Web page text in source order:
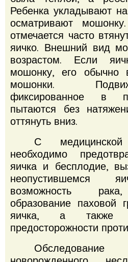
Ребенка укладывают
осматривают мошонку.
отмечается часто
яичко. Внешний вид
возрастом. Если
мошонку, его обычно
мошонки.
фиксированное в
пытаются без
оттянуть вниз.
С
необходимо
яичка и бесплодие,
неопустившемся
возможность рака,
образование паховой
яичка, а также
предосторожности